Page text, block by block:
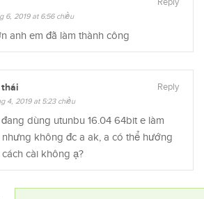
6, 2019 at 6:56 chiều
Reply
anh em đã làm thành công
thái
4, 2019 at 5:23 chiều
Reply
dùng utunbu 16.04 64bit e làm
nhưng không đc a ak, a có thể hướng
cài không ạ?